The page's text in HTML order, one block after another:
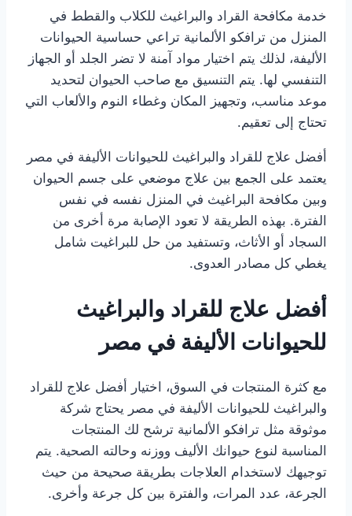
خدمة مكافحة القراد والبراغيث للكلاب والقطط في
المنزل من ترافكو الألمانية تراعي حساسية الحيوانات
الأليفة، لذلك يتم اختيار مواد آمنة لا تضر الجلد أو الجهاز
التنفسي لها. يتم التنسيق مع صاحب الحيوان لتحديد
موعد مناسب، وتجهيز المكان وغطاء النوم والألعاب التي
تحتاج إلى تعقيم.
أفضل علاج للقراد والبراغيث للحيوانات الأليفة في مصر
يعتمد على الجمع بين علاج موضعي على جسم الحيوان
وبين مكافحة البراغيث في المنزل نفسه في نفس
الفترة. بهذه الطريقة لا تعود الإصابة مرة أخرى من
السجاد أو الأثاث، وتستفيد من حل للبراغيت شامل
يغطي كل مصادر العدوى.
أفضل علاج للقراد والبراغيث
للحيوانات الأليفة في مصر
مع كثرة المنتجات في السوق، اختيار أفضل علاج للقراد
والبراغيث للحيوانات الأليفة في مصر يحتاج شركة
موثوقة مثل ترافكو الألمانية ترشح لك المنتجات
المناسبة لنوع حيوانك الأليف ووزنه وحالته الصحية. يتم
توجيهك لاستخدام العلاجات بطريقة صحيحة من حيث
الجرعة، عدد المرات، والفترة بين كل جرعة وأخرى.